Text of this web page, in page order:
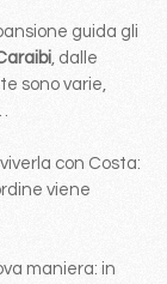
guida gli
, dalle
sono varie,
con Costa:
viene
maniera: in